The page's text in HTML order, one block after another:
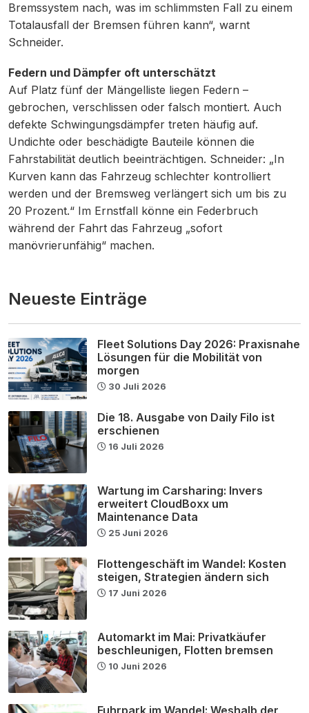
Bremssystem nach, was im schlimmsten Fall zu einem
Totalausfall der Bremsen führen kann“, warnt
Schneider.
Federn und Dämpfer oft unterschätzt
Auf Platz fünf der Mängelliste liegen Federn –
gebrochen, verschlissen oder falsch montiert. Auch
defekte Schwingungsdämpfer treten häufig auf.
Undichte oder beschädigte Bauteile können die
Fahrstabilität deutlich beeinträchtigen. Schneider: „In
Kurven kann das Fahrzeug schlechter kontrolliert
werden und der Bremsweg verlängert sich um bis zu
20 Prozent.“ Im Ernstfall könne ein Federbruch
während der Fahrt das Fahrzeug „sofort
manövrierunfähig“ machen.
Neueste Einträge
Fleet Solutions Day 2026: Praxisnahe
Lösungen für die Mobilität von
morgen
30 Juli 2026
Die 18. Ausgabe von Daily Filo ist
erschienen
16 Juli 2026
Wartung im Carsharing: Invers
erweitert CloudBoxx um
Maintenance Data
25 Juni 2026
Flottengeschäft im Wandel: Kosten
steigen, Strategien ändern sich
17 Juni 2026
Automarkt im Mai: Privatkäufer
beschleunigen, Flotten bremsen
10 Juni 2026